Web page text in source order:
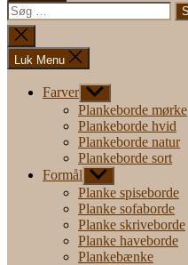
Søg
efter:
Luk
søgning
Luk Menu
Farver Vis
undermenu
Plankeborde mørke
Plankeborde hvid
Plankeborde natur
Plankeborde sort
Formål Vis
undermenu
Planke spiseborde
Planke sofaborde
Planke skriveborde
Planke haveborde
Plankebænke